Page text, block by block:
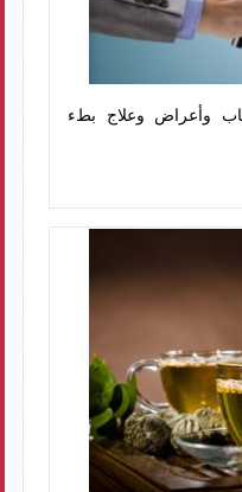
وأعراض وعلاج بطء